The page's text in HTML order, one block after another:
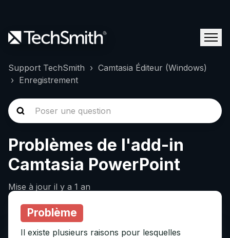
Support TechSmith
Camtasia Éditeur (Windows)
Enregistrement
Problèmes de l'add-in
Camtasia PowerPoint
Mise à jour il y a 1 an
Problème
Il existe plusieurs raisons pour lesquelles